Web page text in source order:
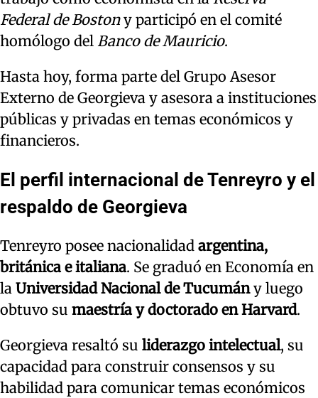
Federal de Bostony participó en el comité
homólogo del Banco de Mauricio.
Hasta hoy, forma parte del Grupo Asesor
Externo de Georgieva y asesora a instituciones
públicas y privadas en temas económicos y
financieros.
El perfil internacional de Tenreyro y el
respaldo de Georgieva
Tenreyro posee nacionalidad argentina,
británica e italiana. Se graduó en Economía en
la Universidad Nacional de Tucumány luego
obtuvo su maestría y doctorado en Harvard.
Georgieva resaltó su liderazgo intelectual, su
capacidad para construir consensos y su
habilidad para comunicar temas económicos